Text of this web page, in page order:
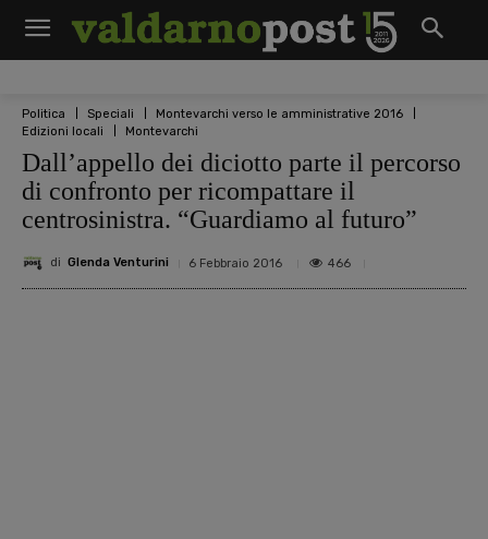
Politica Speciali
Montevarchi verso le amministrative 2016
Edizioni locali
Montevarchi
Dall’appello dei diciotto parte il percorso
di confronto per ricompattare il
centrosinistra. “Guardiamo al futuro”
di Glenda Venturini 6 Febbraio 2016 466